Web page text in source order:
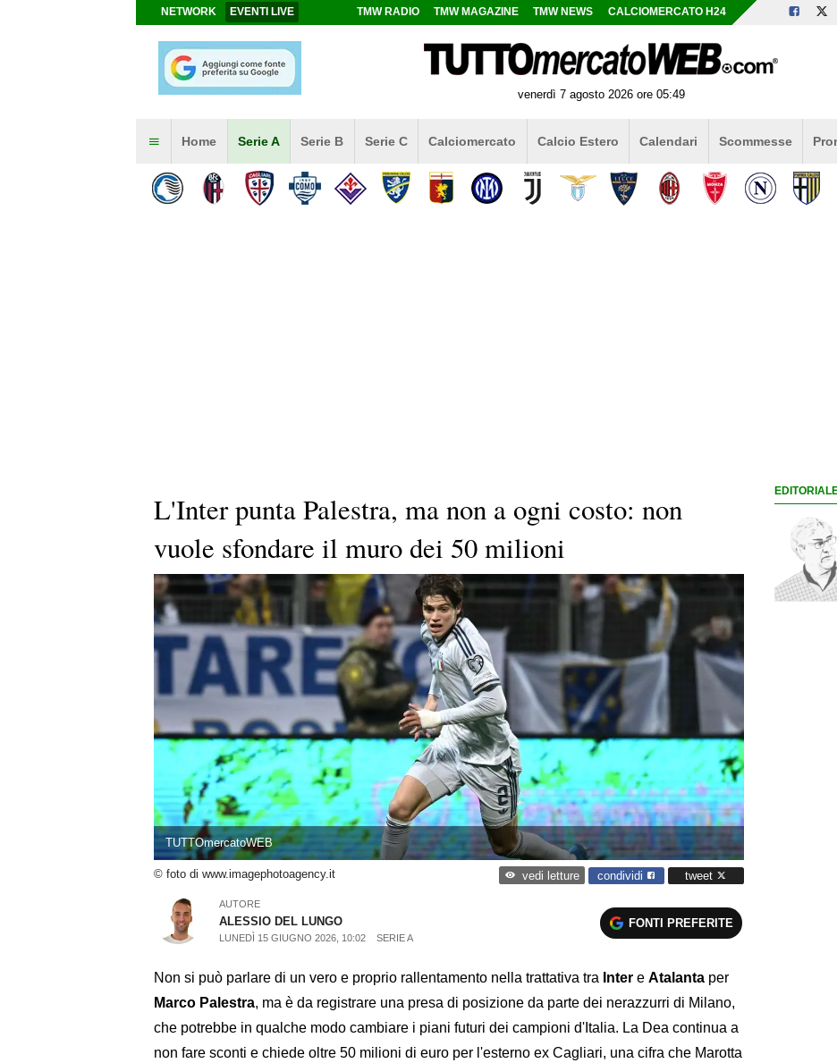
NETWORK EVENTI LIVE TMW RADIO TMW MAGAZINE TMW NEWS CALCIOMERCATO H24
venerdì 7 agosto 2026 ore 05:49
Home Serie A Serie B Serie C Calciomercato Calcio Estero Calendari Scommesse
L'Inter punta Palestra, ma non a ogni costo: non
vuole sfondare il muro dei 50 milioni
TUTTOmercatoWEB
© foto di www.imagephotoagency.it vedi letture condividi tweet
AUTORE
ALESSIO DEL LUNGO
LUNEDÌ 15 GIUGNO 2026, 10:02 SERIE A
FONTI PREFERITE
Non si può parlare di un vero e proprio rallentamento nella trattativa tra Inter e Atalanta per
Marco Palestra, ma è da registrare una presa di posizione da parte dei nerazzurri di Milano,
che potrebbe in qualche modo cambiare i piani futuri dei campioni d'Italia. La Dea continua a
non fare sconti e chiede oltre 50 milioni di euro per l'esterno ex Cagliari, una cifra che Marotta